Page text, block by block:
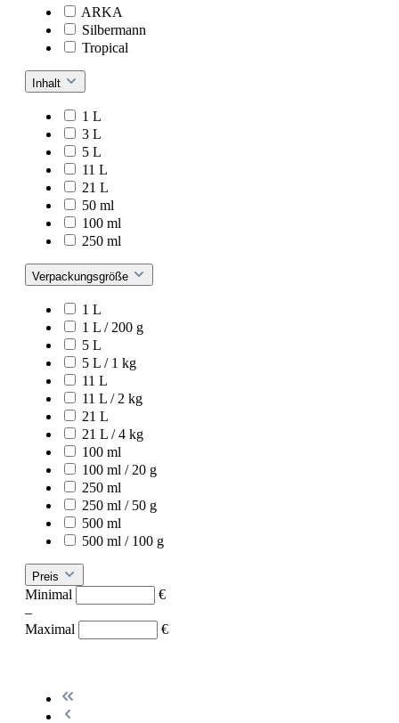
ARKA
Silbermann
Tropical
Inhalt
1 L
3 L
5 L
11 L
21 L
50 ml
100 ml
250 ml
Verpackungsgröße
1 L
1 L / 200 g
5 L
5 L / 1 kg
11 L
11 L / 2 kg
21 L
21 L / 4 kg
100 ml
100 ml / 20 g
250 ml
250 ml / 50 g
500 ml
500 ml / 100 g
Preis
Minimal
€
–
Maximal
€